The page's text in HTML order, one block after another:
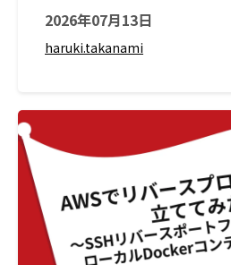
2026年07月13日
haruki.takanami